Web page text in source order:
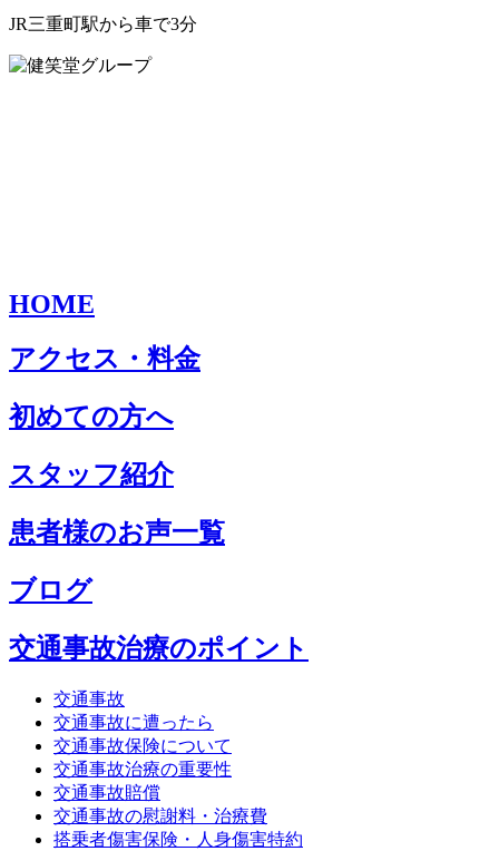
JR三重町駅から車で3分
HOME
アクセス・料金
初めての方へ
スタッフ紹介
患者様のお声一覧
ブログ
交通事故治療のポイント
交通事故
交通事故に遭ったら
交通事故保険について
交通事故治療の重要性
交通事故賠償
交通事故の慰謝料・治療費
搭乗者傷害保険・人身傷害特約